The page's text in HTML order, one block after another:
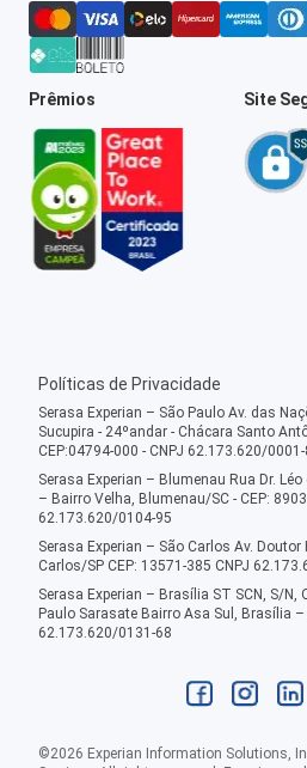
Prêmios Site
Políticas de Privacidade
Serasa Experian – São Paulo Av. das
Sucupira - 24ºandar - Chácara Santo
CEP:04794-000 - CNPJ 62.173.620/0001-
Serasa Experian – Blumenau Rua Dr.
– Bairro Velha, Blumenau/SC - CEP:
62.173.620/0104-95
Serasa Experian – São Carlos Av.
Carlos/SP CEP: 13571-385 CNPJ
Serasa Experian – Brasília ST SCN, S/N,
Paulo Sarasate Bairro Asa Sul, Brasília –
62.173.620/0131-68
©2026 Experian Information Solutions,